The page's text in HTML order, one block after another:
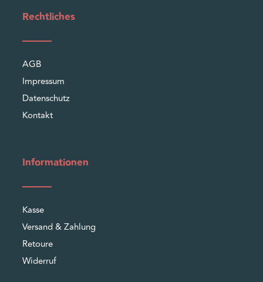
Rechtliches
AGB
Impressum
Datenschutz
Kontakt
Informationen
Kasse
Versand & Zahlung
Retoure
Widerruf